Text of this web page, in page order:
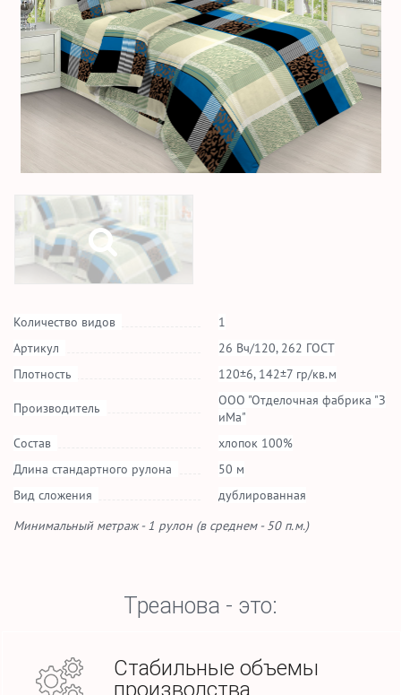
Количество видов
1
Артикул
26 Вч/120, 262 ГОСТ
Плотность
120±6, 142±7 гр/кв.м
Производитель
ООО "Отделочная фабрика "З
иМа"
Состав
хлопок 100%
Длина стандартного рулона
50 м
Вид сложения
дублированная
Минимальный метраж - 1 рулон (в среднем - 50 п.м.)
Треанова - это:
Стабильные объемы
производства